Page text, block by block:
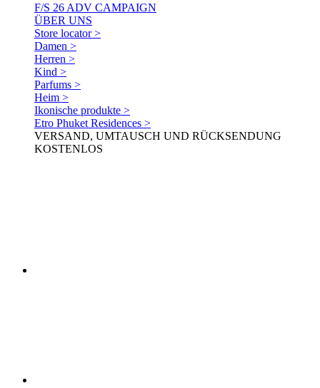
F/S 26 ADV CAMPAIGN
ÜBER UNS
Store locator >
Damen >
Herren >
Kind >
Parfums >
Heim >
Ikonische produkte >
Etro Phuket Residences >
VERSAND, UMTAUSCH UND RÜCKSENDUNG
KOSTENLOS